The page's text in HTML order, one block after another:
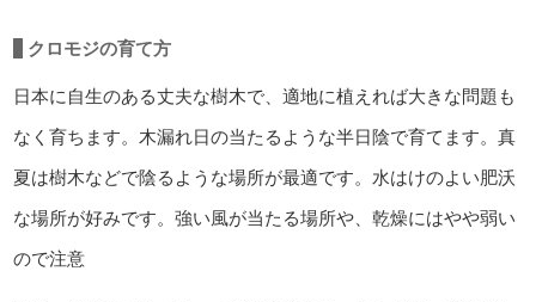
クロモジの育て方
日本に自生のある丈夫な樹木で、適地に植えれば大きな問題も
なく育ちます。木漏れ日の当たるような半日陰で育てます。真
夏は樹木などで陰るような場所が最適です。水はけのよい肥沃
な場所が好みです。強い風が当たる場所や、乾燥にはやや弱い
ので注意